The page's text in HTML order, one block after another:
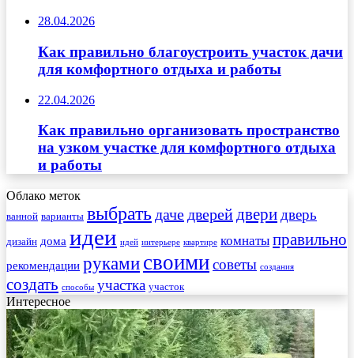
28.04.2026
Как правильно благоустроить участок дачи
для комфортного отдыха и работы
22.04.2026
Как правильно организовать пространство
на узком участке для комфортного отдыха
и работы
Облако меток
ванной варианты выбрать даче дверейдвери дверь
дизайн дома идеи идей интерьере квартире комнаты правильно
рекомендации руками своимисоветы создания
создать способы участка участок
Интересное